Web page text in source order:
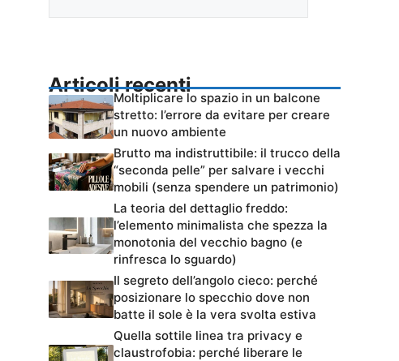
Articoli recenti
Moltiplicare lo spazio in un balcone
stretto: l’errore da evitare per creare
un nuovo ambiente
Brutto ma indistruttibile: il trucco della
“seconda pelle” per salvare i vecchi
mobili (senza spendere un patrimonio)
La teoria del dettaglio freddo:
l’elemento minimalista che spezza la
monotonia del vecchio bagno (e
rinfresca lo sguardo)
Il segreto dell’angolo cieco: perché
posizionare lo specchio dove non
batte il sole è la vera svolta estiva
Quella sottile linea tra privacy e
claustrofobia: perché liberare le